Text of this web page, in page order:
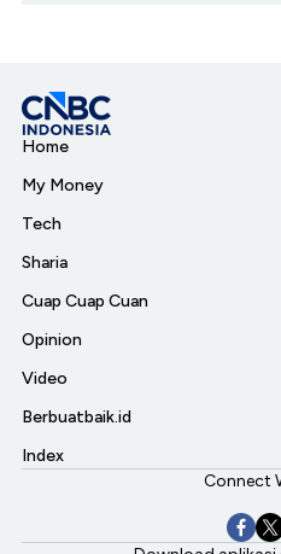
Home
My Money
Tech
Sharia
Cuap Cuap Cuan
Opinion
Video
Berbuatbaik.id
Index
Connect